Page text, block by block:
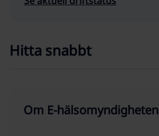
Hitta snabbt
Om E-hälsomyndigheten